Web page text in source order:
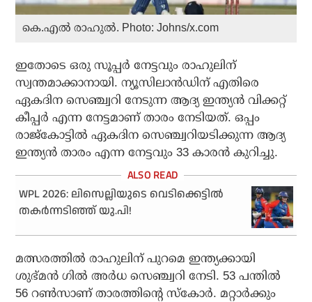
കെ.എൽ രാഹുൽ. Photo: Johns/x.com
ഇതോടെ ഒരു സൂപ്പര്‍ നേട്ടവും രാഹുലിന്
സ്വന്തമാക്കാനായി. ന്യൂസിലാന്‍ഡിന് എതിരെ
ഏകദിന സെഞ്ച്വറി നേടുന്ന ആദ്യ ഇന്ത്യന്‍ വിക്കറ്റ്
കീപ്പര്‍ എന്ന നേട്ടമാണ് താരം നേടിയത്. ഒപ്പം
രാജ്‌കോട്ടില്‍ ഏകദിന സെഞ്ച്വറിയടിക്കുന്ന ആദ്യ
ഇന്ത്യന്‍ താരം എന്ന നേട്ടവും 33 കാരന്‍ കുറിച്ചു.
WPL 2026: ലിസെല്ലിയുടെ വെടിക്കെട്ടില്‍
തകര്‍ന്നടിഞ്ഞ് യു.പി!
മത്സരത്തില്‍ രാഹുലിന് പുറമെ ഇന്ത്യക്കായി
ശുഭ്മന്‍ ഗില്‍ അര്‍ധ സെഞ്ച്വറി നേടി. 53 പന്തില്‍
56 റണ്‍സാണ് താരത്തിന്റെ സ്‌കോര്‍. മറ്റാര്‍ക്കും